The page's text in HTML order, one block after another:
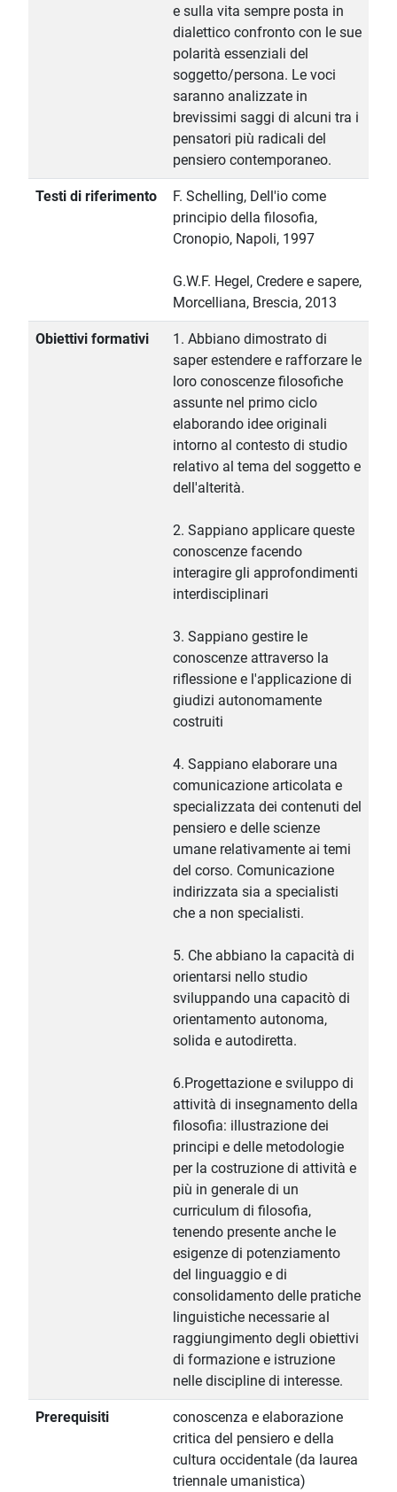
e sulla vita sempre posta in
dialettico confronto con le sue
polarità essenziali del
soggetto/persona. Le voci
saranno analizzate in
brevissimi saggi di alcuni tra i
pensatori più radicali del
pensiero contemporaneo.
Testi di riferimento
F. Schelling, Dell'io come
principio della filosofia,
Cronopio, Napoli, 1997
G.W.F. Hegel, Credere e sapere,
Morcelliana, Brescia, 2013
Obiettivi formativi
1. Abbiano dimostrato di
saper estendere e rafforzare le
loro conoscenze filosofiche
assunte nel primo ciclo
elaborando idee originali
intorno al contesto di studio
relativo al tema del soggetto e
dell'alterità.
2. Sappiano applicare queste
conoscenze facendo
interagire gli approfondimenti
interdisciplinari
3. Sappiano gestire le
conoscenze attraverso la
riflessione e l'applicazione di
giudizi autonomamente
costruiti
4. Sappiano elaborare una
comunicazione articolata e
specializzata dei contenuti del
pensiero e delle scienze
umane relativamente ai temi
del corso. Comunicazione
indirizzata sia a specialisti
che a non specialisti.
5. Che abbiano la capacità di
orientarsi nello studio
sviluppando una capacitò di
orientamento autonoma,
solida e autodiretta.
6.Progettazione e sviluppo di
attività di insegnamento della
filosofia: illustrazione dei
principi e delle metodologie
per la costruzione di attività e
più in generale di un
curriculum di filosofia,
tenendo presente anche le
esigenze di potenziamento
del linguaggio e di
consolidamento delle pratiche
linguistiche necessarie al
raggiungimento degli obiettivi
di formazione e istruzione
nelle discipline di interesse.
Prerequisiti
conoscenza e elaborazione
critica del pensiero e della
cultura occidentale (da laurea
triennale umanistica)